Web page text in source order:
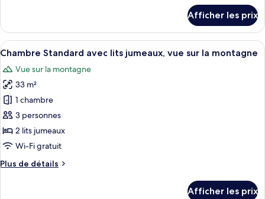
vue
sur
la
mer
Chambre
Standard
double,
sur
la
mer
Afficher les prix
Afficher
toutes
les
photos
pour
ce
type
de
chambre :
Chambre
Une chambre d’hôtel avec deux
8
Chambre Standard avec lits jumeaux, vue sur la montagne
Vue sur la montagne
33 m²
1 chambre
3 personnes
2 lits jumeaux
Wi-Fi gratuit
Plus de détails
Plus
Afficher les prix